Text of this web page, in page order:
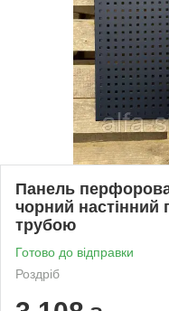
Панель
чорний
трубою
Готово до відправки
Роздріб